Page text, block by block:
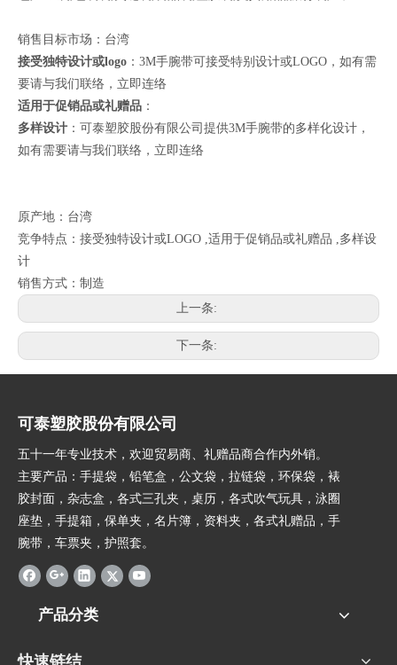
销售目标市场：台湾
接受独特设计或logo ：3M手腕带可接受特别设计或LOGO，如有需
要请与我们联络， 立即连络
适用于促销品或礼赠品 ：
多样设计 ：可泰塑胶股份有限公司提供3M手腕带的多样化设计，
如有需要请与我们联络， 立即连络
原产地：台湾
竞争特点：接受独特设计或LOGO ,适用于促销品或礼赠品 ,多样设
计
销售方式：制造
上一条:
下一条:
可泰塑胶股份有限公司
五十一年专业技术，欢迎贸易商、礼赠品商合作内外销。
主要产品：手提袋，铅笔盒，公文袋，拉链袋，环保袋，裱
胶封面，杂志盒，各式三孔夹，桌历，各式吹气玩具，泳圈
座垫，手提箱，保单夹，名片簿，资料夹，各式礼赠品，手
腕带，车票夹，护照套。
产品分类
快速链结